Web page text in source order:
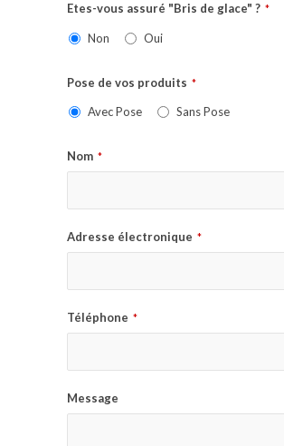
Etes-vous assuré "Bris de glace" ? *
Non Oui
Pose de vos produits *
Avec Pose Sans Pose
Nom *
Adresse électronique *
Téléphone *
Message